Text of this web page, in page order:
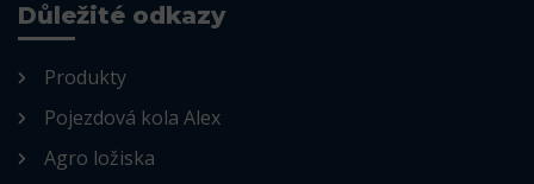
Důležité odkazy
Produkty
Pojezdová kola Alex
Agro ložiska